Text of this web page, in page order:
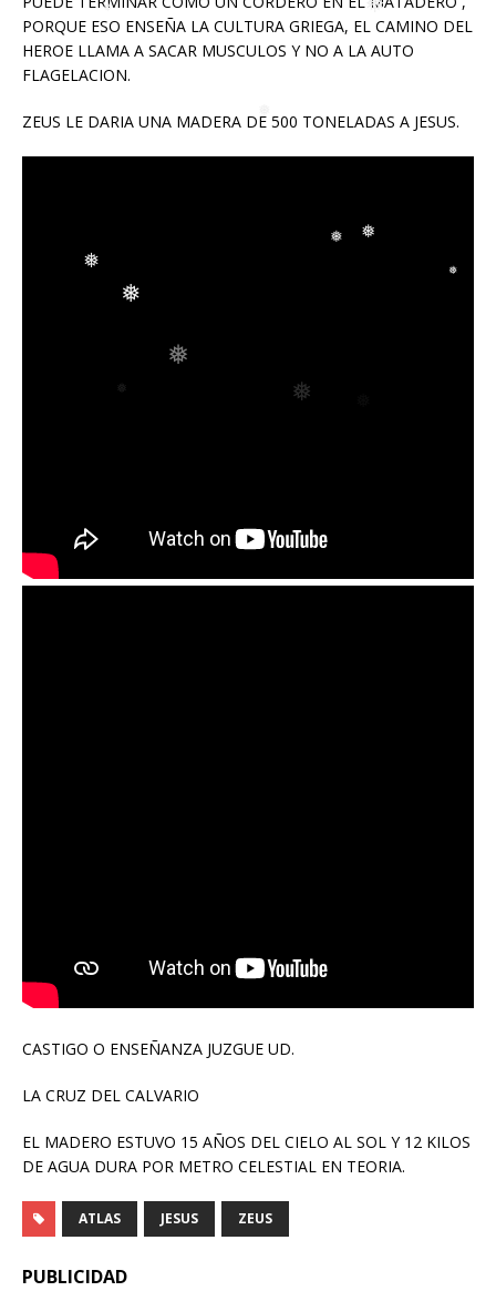
❅
❅
❅
❅
PORQUE ESO ENSEÑA LA CULTURA GRIEGA, EL CAMINO DEL
HEROE LLAMA A SACAR MUSCULOS Y NO A LA AUTO
FLAGELACION.
ZEUS LE DARIA UNA MADERA DE 500 TONELADAS A JESUS.
CASTIGO O ENSEÑANZA JUZGUE UD.
LA CRUZ DEL CALVARIO
EL MADERO ESTUVO 15 AÑOS DEL CIELO AL SOL Y 12 KILOS
DE AGUA DURA POR METRO CELESTIAL EN TEORIA.
ATLAS JESUS ZEUS
PUBLICIDAD